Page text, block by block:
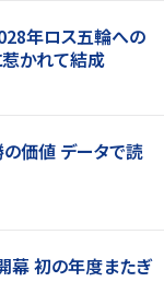
年ロス五輪への
かれて結成
の価値 データで読
幕 初の年度またぎ